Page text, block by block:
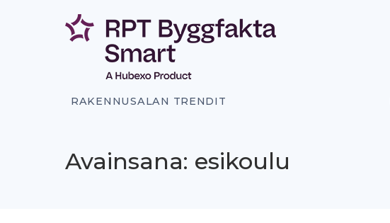
RAKENNUSALAN TRENDIT
Avainsana: esikoulu